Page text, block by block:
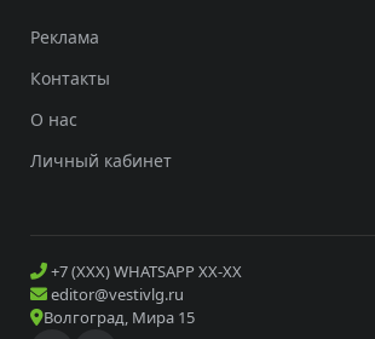
Реклама
Контакты
О нас
Личный кабинет
+7 (XXX) WHATSAPP XX-XX
editor@vestivlg.ru
Волгоград, Мира 15